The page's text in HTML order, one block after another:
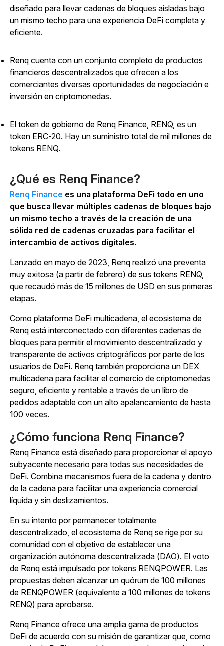
diseñado para llevar cadenas de bloques aisladas bajo
un mismo techo para una experiencia DeFi completa y
eficiente.
Renq cuenta con un conjunto completo de productos
financieros descentralizados que ofrecen a los
comerciantes diversas oportunidades de negociación e
inversión en criptomonedas.
El token de gobierno de Renq Finance, RENQ, es un
token ERC-20. Hay un suministro total de mil millones de
tokens RENQ.
¿Qué es Renq Finance?
Renq Finance es una plataforma DeFi todo en uno
que busca llevar múltiples cadenas de bloques bajo
un mismo techo a través de la creación de una
sólida red de cadenas cruzadas para facilitar el
intercambio de activos digitales.
Lanzado en mayo de 2023, Renq realizó una preventa
muy exitosa (a partir de febrero) de sus tokens RENQ,
que recaudó más de 15 millones de USD en sus primeras
etapas.
Como plataforma DeFi multicadena, el ecosistema de
Renq está interconectado con diferentes cadenas de
bloques para permitir el movimiento descentralizado y
transparente de activos criptográficos por parte de los
usuarios de DeFi. Renq también proporciona un DEX
multicadena para facilitar el comercio de criptomonedas
seguro, eficiente y rentable a través de un libro de
pedidos adaptable con un alto apalancamiento de hasta
100 veces.
¿Cómo funciona Renq Finance?
Renq Finance está diseñado para proporcionar el apoyo
subyacente necesario para todas sus necesidades de
DeFi. Combina mecanismos fuera de la cadena y dentro
de la cadena para facilitar una experiencia comercial
líquida y sin deslizamientos.
En su intento por permanecer totalmente
descentralizado, el ecosistema de Renq se rige por su
comunidad con el objetivo de establecer una
organización autónoma descentralizada (DAO). El voto
de Renq está impulsado por tokens RENQPOWER. Las
propuestas deben alcanzar un quórum de 100 millones
de RENQPOWER (equivalente a 100 millones de tokens
RENQ) para aprobarse.
Renq Finance ofrece una amplia gama de productos
DeFi de acuerdo con su misión de garantizar que, como